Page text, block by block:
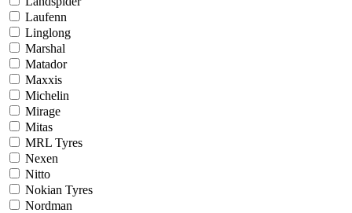
Laufenn
Linglong
Marshal
Matador
Maxxis
Michelin
Mirage
Mitas
MRL Tyres
Nexen
Nitto
Nokian Tyres
Nordman